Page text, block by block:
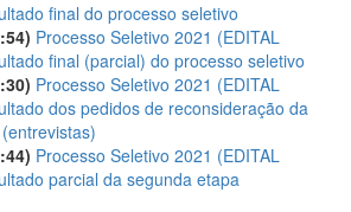
final do processo seletivo
Processo Seletivo 2021 (EDITAL
final (parcial) do processo seletivo
Processo Seletivo 2021 (EDITAL
dos pedidos de reconsideração da
Processo Seletivo 2021 (EDITAL
parcial da segunda etapa